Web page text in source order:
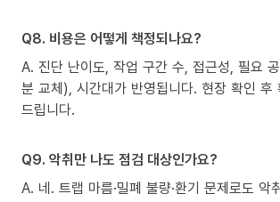
Q8. 비용은 어떻게 책정되나요?
A. 진단 난이도, 작업 구간 수, 접근성, 필요 공
분 교체), 시간대가 반영됩니다. 현장 확인 후
드립니다.
Q9. 악취만 나도 점검 대상인가요?
A. 네. 트랩 마름·밀폐 불량·환기 문제로도 악